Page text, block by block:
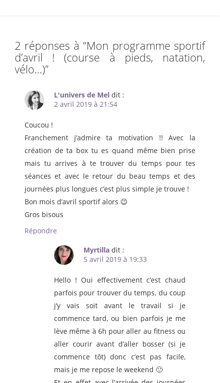
2 réponses à “Mon programme sportif
d’avril ! (course à pieds, natation,
vélo…)”
L'univers de Mel dit :
2 avril 2019 à 21:54
Coucou !
Franchement j’admire ta motivation !! Avec la
création de ta box tu es quand même bien prise
mais tu arrives à te trouver du temps pour tes
séances et avec le retour du beau temps et des
journées plus longues c’est plus simple je trouve !
Bon mois d’avril sportif alors 😉
Gros bisous
Répondre
Myrtilla dit :
5 avril 2019 à 19:33
Hello ! Oui effectivement c’est chaud
parfois pour trouver du temps, du coup
j’y vais soit avant le travail si je
commence tard, ou bien parfois je me
lève même à 6h pour aller au fitness ou
aller courir avant d’aller bosser (si je
commence tôt) donc c’est pas facile,
mais je me repose le weekend 🙂